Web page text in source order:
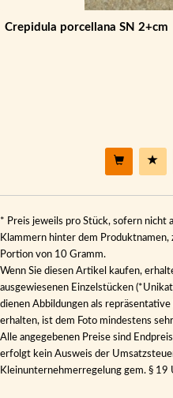
Crepidula porcellana SN 2+cm
* Preis jeweils pro Stück, sofern nicht
Klammern hinter dem Produktnamen,
Portion von 10 Gramm.
Wenn Sie diesen Artikel kaufen,
ausgewiesenen Einzelstücken
dienen Abbildungen als
erhalten, ist dem Foto mindestens
Alle angegebenen Preise sind
erfolgt kein Ausweis der
Kleinunternehmerregelung gem. § 19